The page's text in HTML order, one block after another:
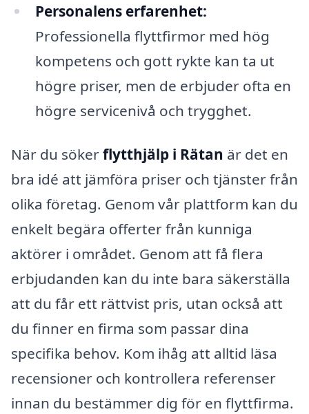
Personalens erfarenhet:
Professionella flyttfirmor med hög
kompetens och gott rykte kan ta ut
högre priser, men de erbjuder ofta en
högre servicenivå och trygghet.
När du sökerflytthjälp i Rätan är det en
bra idé att jämföra priser och tjänster från
olika företag. Genom vår plattform kan du
enkelt begära offerter från kunniga
aktörer i området. Genom att få flera
erbjudanden kan du inte bara säkerställa
att du får ett rättvist pris, utan också att
du finner en firma som passar dina
specifika behov. Kom ihåg att alltid läsa
recensioner och kontrollera referenser
innan du bestämmer dig för en flyttfirma.